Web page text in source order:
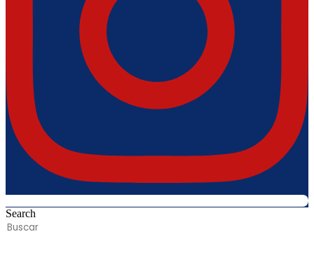
Search